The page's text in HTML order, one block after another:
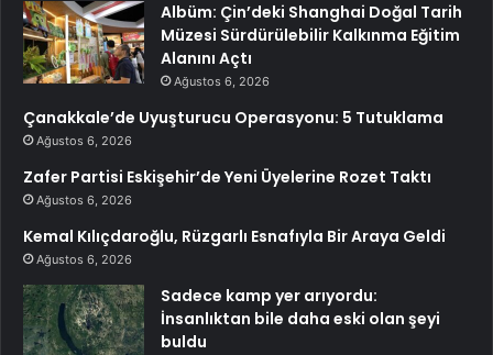
Albüm: Çin’deki Shanghai Doğal Tarih
Müzesi Sürdürülebilir Kalkınma Eğitim
Alanını Açtı
Ağustos 6, 2026
Çanakkale’de Uyuşturucu Operasyonu: 5 Tutuklama
Ağustos 6, 2026
Zafer Partisi Eskişehir’de Yeni Üyelerine Rozet Taktı
Ağustos 6, 2026
Kemal Kılıçdaroğlu, Rüzgarlı Esnafıyla Bir Araya Geldi
Ağustos 6, 2026
Sadece kamp yer arıyordu:
İnsanlıktan bile daha eski olan şeyi
buldu